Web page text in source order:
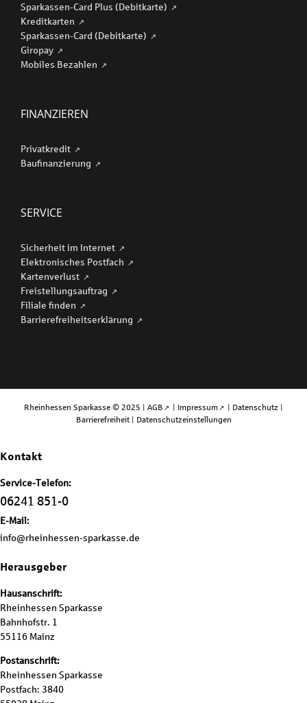
Sparkassen-Card Plus (Debitkarte)
Kreditkarten
Sparkassen-Card (Debitkarte)
Giropay
Mobiles Bezahlen
FINANZIEREN
Privatkredit
Baufinanzierung
SERVICE
Sicherheit im Internet
Elektronisches Postfach
Kartenverlust
Freistellungsauftrag
Filiale finden
Barriere­freiheits­erklärung
Rheinhessen Sparkasse © 2025 | AGB | Impressum | Datenschutz |
Barrierefreiheit | Datenschutzeinstellungen
Kontakt
Service-Telefon:
06241 851-0
E-Mail:
info@rheinhessen-sparkasse.de
Herausgeber
Hausanschrift:
Rheinhessen Sparkasse
Bahnhofstr. 1
55116 Mainz
Postanschrift:
Rheinhessen Sparkasse
Postfach: 3840